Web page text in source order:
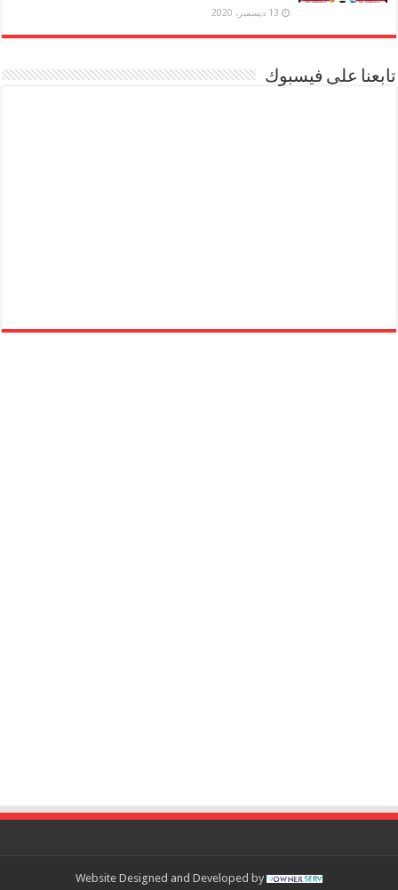
13 ديسمبر، 2020
تابعنا على فيسبوك
Website Designed and Developed by